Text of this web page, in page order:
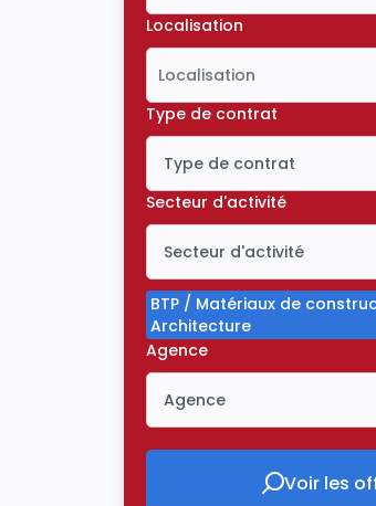
Localisation
Type de contrat
Type de contrat
Icône ouvrir la liste
Secteur d'activité
Secteur d'activité
Icône ouvrir la liste
BTP / Matériaux de
Architecture
Agence
Agence
Icône ouvrir la liste
Voir
Voir les